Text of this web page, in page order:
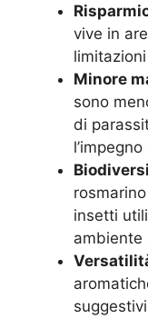
vive in
limitazioni
Minore
sono
di
insetti
ambiente